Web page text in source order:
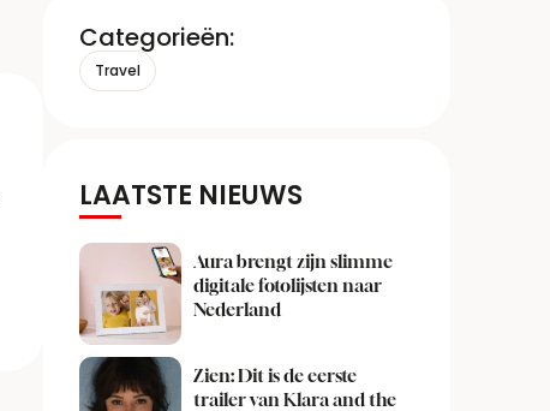
Categorieën:
Travel
LAATSTE NIEUWS
Aura brengt zijn slimme
digitale fotolijsten naar
Nederland
Zien: Dit is de eerste
trailer van Klara and the